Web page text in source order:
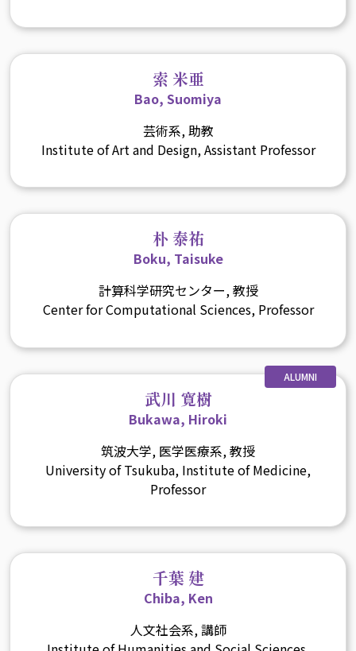
索 米亜
Bao, Suomiya
芸術系, 助教
Institute of Art and Design, Assistant Professor
朴 泰祐
Boku, Taisuke
計算科学研究センター, 教授
Center for Computational Sciences, Professor
ALUMNI
武川 寛樹
Bukawa, Hiroki
筑波大学, 医学医療系, 教授
University of Tsukuba, Institute of Medicine,
Professor
千葉 建
Chiba, Ken
人文社会系, 講師